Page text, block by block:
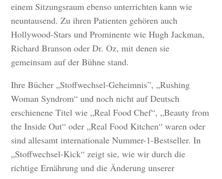
einem Sitzungsraum ebenso unterrichten kann wie
neuntausend. Zu ihren Patienten gehören auch
Hollywood-Stars und Prominente wie Hugh Jackman,
Richard Branson oder Dr. Oz, mit denen sie
gemeinsam auf der Bühne stand.
Ihre Bücher „Stoffwechsel-Geheimnis”, „Rushing
Woman Syndrom“ und noch nicht auf Deutsch
erschienene Titel wie „Real Food Chef“, „Beauty from
the Inside Out“ oder „Real Food Kitchen“ waren oder
sind allesamt internationale Nummer-1-Bestseller. In
„Stoffwechsel-Kick“ zeigt sie, wie wir durch die
richtige Ernährung und die Änderung unserer